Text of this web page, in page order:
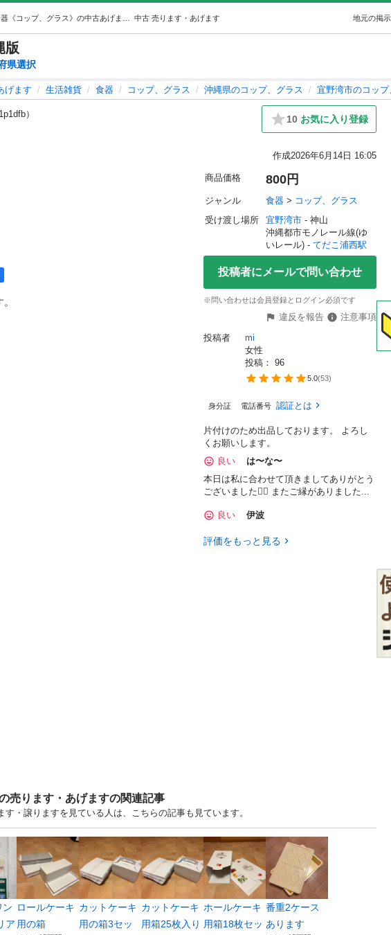
中古 売ります・あげます 地元の掲
版
県選択
げます 生活雑貨 食器 コップ、グラス 沖縄県のコップ、グラス 宜野湾市のコップ
） 10 お気に入り登録
作成2026年6月14日 16:05
商品価格 800円
ジャンル 食器 > コップ、グラス
受け渡し場所
宜野湾市 - 神山
沖縄都市モノレール線(ゆ
いレール) - てだこ浦西駅
投稿者にメールで問い合わせ
※問い合わせは会員登録とログイン必須です
違反を報告
注意事項
投稿者
mi
女性
投稿： 96
5.0(53)
身分証 電話番号 認証とは
片付けのため出品しております。 よろし
くお願いします。
良い
は〜な〜
本日は私に合わせて頂きましてありがとう
ございました🙇‍♀️ またご縁がありました...
良い 伊波
評価をもっと見る
売ります・あげますの関連記事
・譲りますを見ている人は、こちらの記事も見ています。
ア
ロールケーキ
用の箱
カットケーキ
用の箱3セッ
カットケーキ
用箱25枚入り
ホールケーキ
用箱18枚セッ
番重2ケース
あります